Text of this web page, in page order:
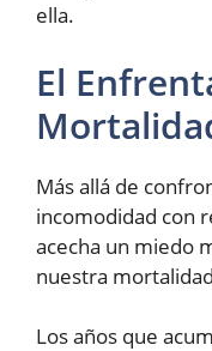
ella.
El
Más allá de
incomodidad con
acecha un miedo
nuestra
Los años que